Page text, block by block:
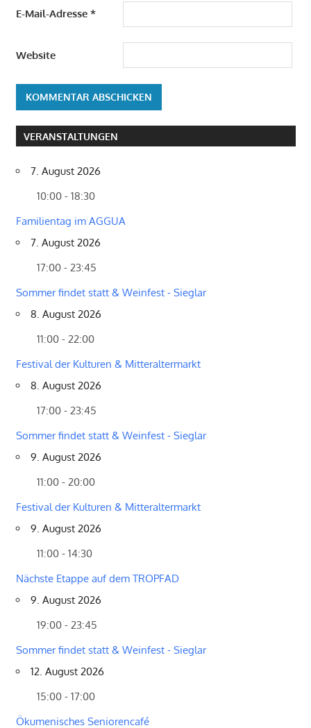
E-Mail-Adresse *
Website
VERANSTALTUNGEN
7. August 2026
10:00 - 18:30
Familientag im AGGUA
7. August 2026
17:00 - 23:45
Sommer findet statt & Weinfest - Sieglar
8. August 2026
11:00 - 22:00
Festival der Kulturen & Mitteraltermarkt
8. August 2026
17:00 - 23:45
Sommer findet statt & Weinfest - Sieglar
9. August 2026
11:00 - 20:00
Festival der Kulturen & Mitteraltermarkt
9. August 2026
11:00 - 14:30
Nächste Etappe auf dem TROPFAD
9. August 2026
19:00 - 23:45
Sommer findet statt & Weinfest - Sieglar
12. August 2026
15:00 - 17:00
Ökumenisches Seniorencafé